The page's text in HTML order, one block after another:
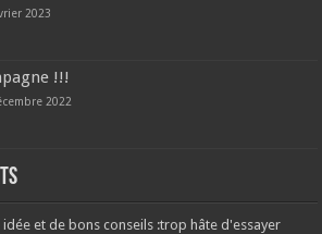
2023
!!!
2022
idée et de bons conseils :trop hâte d'essayer